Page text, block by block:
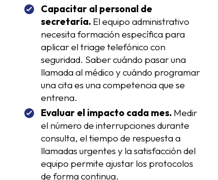
Capacitar al personal de
secretaría. El equipo administrativo
necesita formación específica para
aplicar el triage telefónico con
seguridad. Saber cuándo pasar una
llamada al médico y cuándo programar
una cita es una competencia que se
entrena.
Evaluar el impacto cada mes. Medir
el número de interrupciones durante
consulta, el tiempo de respuesta a
llamadas urgentes y la satisfacción del
equipo permite ajustar los protocolos
de forma continua.